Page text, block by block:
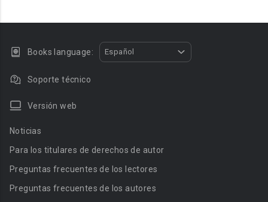
Books language: Español
Soporte técnico
Versión web
Noticias
Para los titulares de derechos de autor
Preguntas frecuentes de los lectores
Preguntas frecuentes de los autores